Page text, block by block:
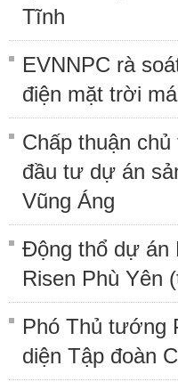
Tĩnh
EVNNPC rà
điện mặt trời
Chấp thuận
đầu tư dự án
Vũng Áng
Động thổ dự án
Risen Phù Yên
Phó Thủ tướng
diện Tập đoàn